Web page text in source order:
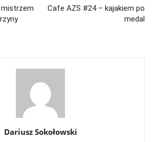
mistrzem
Cafe AZS #24 – kajakiem po
medal
Dariusz Sokołowski